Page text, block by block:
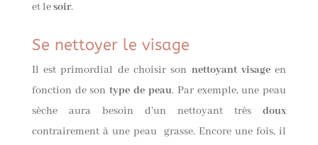
et lesoir.
Se nettoyer le visage
Il est primordial de choisir son nettoyant visageen
fonction de sontype de peau. Par exemple, une peau
sèche aura besoin d’un nettoyant trèsdoux
contrairement à une peau grasse. Encore une fois, il